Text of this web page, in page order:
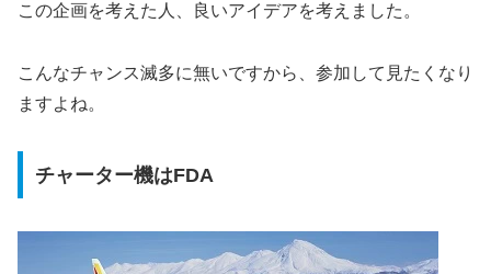
この企画を考えた人、良いアイデアを考えました。
こんなチャンス滅多に無いですから、参加して見たくなり
ますよね。
チャーター機はFDA